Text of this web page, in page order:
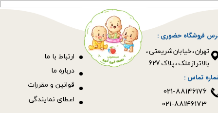
فروشگاه حضوری :
​​​​​​​تهران ، خیابان شریعتی ،
بالاتر از ملک ، پلاک 627​​​​​​​
قوانین و مقررات
ارتباط با ما
درباره ما
اعطای نمایندگی
تماس :